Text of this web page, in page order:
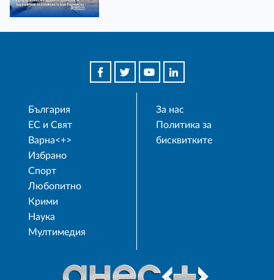
България
ЕС и Свят
Варна<+>
Избрано
Спорт
Любопитно
Крими
Наука
Мултимедия
За нас
Политика за
бисквитките